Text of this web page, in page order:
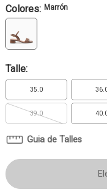
Colores: Marrón
Talle:
35.0
39.0
Guia de Talles